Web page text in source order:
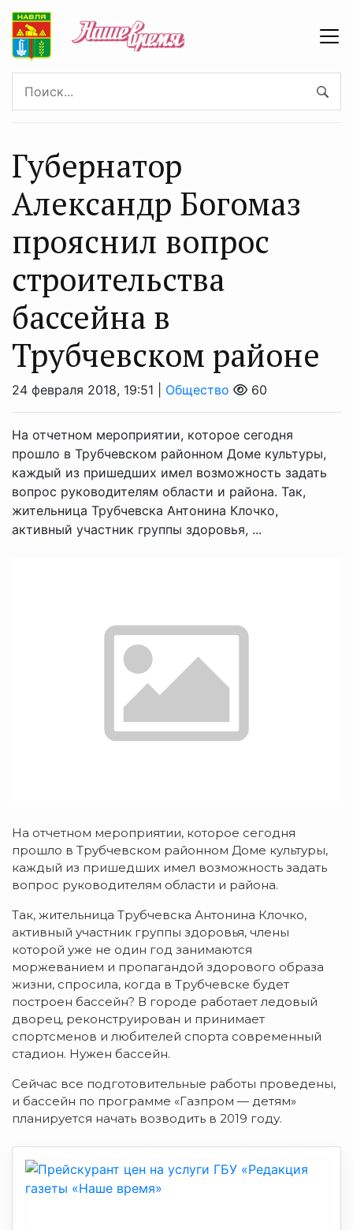
Губернатор
Александр Богомаз
прояснил вопрос
строительства
бассейна в
Трубчевском районе
24 февраля 2018, 19:51 | Общество 60
На отчетном мероприятии, которое сегодня
прошло в Трубчевском районном Доме культуры,
каждый из пришедших имел возможность задать
вопрос руководителям области и района. Так,
жительница Трубчевска Антонина Клочко,
активный участник группы здоровья, ...
На отчетном мероприятии, которое сегодня
прошло в Трубчевском районном Доме культуры,
каждый из пришедших имел возможность задать
вопрос руководителям области и района.
Так, жительница Трубчевска Антонина Клочко,
активный участник группы здоровья, члены
которой уже не один год занимаются
моржеванием и пропагандой здорового образа
жизни, спросила, когда в Трубчевске будет
построен бассейн? В городе работает ледовый
дворец, реконструирован и принимает
спортсменов и любителей спорта современный
стадион. Нужен бассейн.
Сейчас все подготовительные работы проведены,
и бассейн по программе «Газпром — детям»
планируется начать возводить в 2019 году.